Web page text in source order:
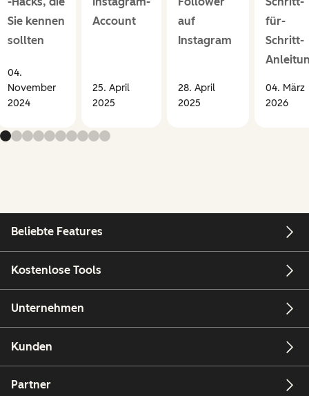
Sie kennen
sollten
04.
November
2024
Account
25. April
2025
auf
Instagram
28. April
2025
für-
Schritt-
04. März
2026
Beliebte Features
Kostenlose Tools
Unternehmen
Kunden
Partner